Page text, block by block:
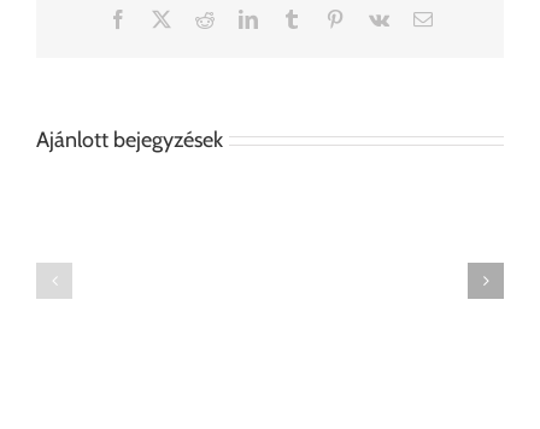
Facebook
RedditLinkedInTumblr Pinterest
Vk Email:
Ajánlott bejegyzések